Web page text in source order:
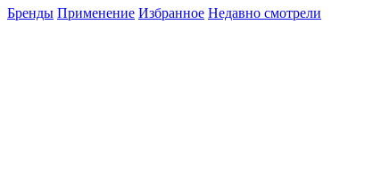
Бренды Применение Избранное Недавно смотрели